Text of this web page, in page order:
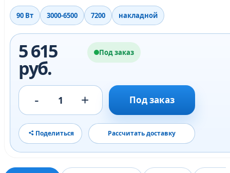
90 Вт 3000-6500 7200 накладной
5 615
руб.
Под заказ
- 1 + Под заказ
Поделиться Рассчитать доставку